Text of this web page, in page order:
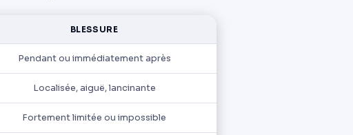
BLESSURE
Pendant ou immédiatement après
Localisée, aiguë, lancinante
Fortement limitée ou impossible